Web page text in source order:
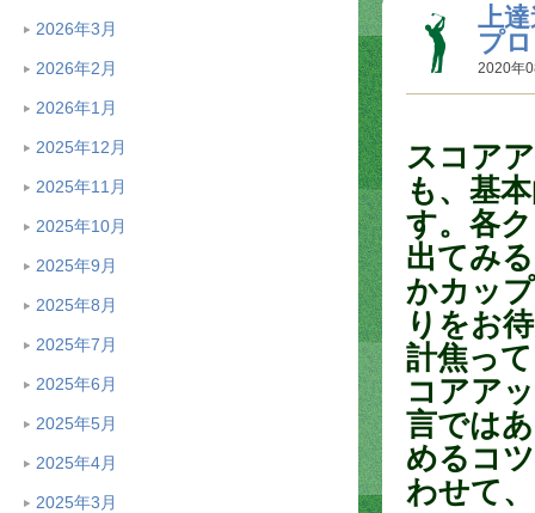
2026年3月
2026年2月
2026年1月
2025年12月
2025年11月
2025年10月
2025年9月
2025年8月
2025年7月
2025年6月
2025年5月
2025年4月
2025年3月
上
プ
2020年
スコア
も、基
す。各
出てみ
かカッ
りをお
計焦っ
コアア
言では
めるコ
わせて